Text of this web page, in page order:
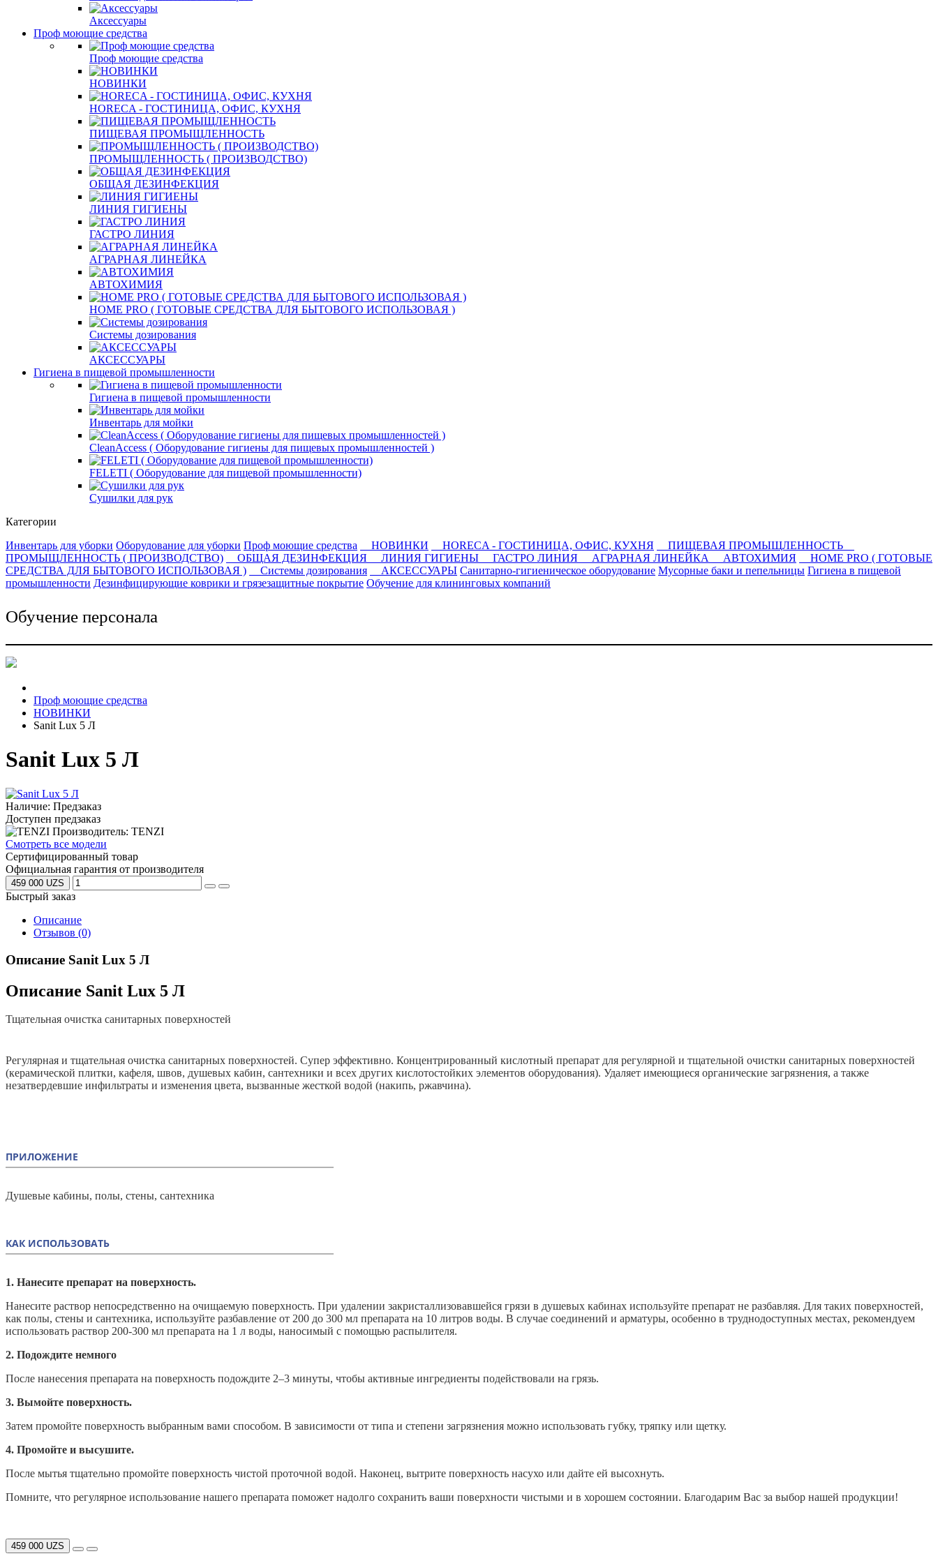
Аксессуары
Проф моющие средства
Проф моющие средства
НОВИНКИ
HORECA - ГОСТИНИЦА, ОФИС, КУХНЯ
ПИЩЕВАЯ ПРОМЫЩЛЕННОСТЬ
ПРОМЫЩЛЕННОСТЬ ( ПРОИЗВОДСТВО)
ОБЩАЯ ДЕЗИНФЕКЦИЯ
ЛИНИЯ ГИГИЕНЫ
ГАСТРО ЛИНИЯ
АГРАРНАЯ ЛИНЕЙКА
АВТОХИМИЯ
HOME PRO ( ГОТОВЫЕ СРЕДСТВА ДЛЯ БЫТОВОГО ИСПОЛЬЗОВАЯ )
Системы дозирования
АКСЕССУАРЫ
Гигиена в пищевой промышленности
Гигиена в пищевой промышленности
Инвентарь для мойки
СleanAccess ( Оборудование гигиены для пищевых промышленностей )
FELETI ( Оборудование для пищевой промышленности)
Сушилки для рук
Категории
Инвентарь для уборки Оборудование для уборки Проф моющие средства НОВИНКИ HORECA - ГОСТИНИЦА, ОФИС, КУХНЯ
ПИЩЕВАЯ ПРОМЫЩЛЕННОСТЬ
ПРОМЫЩЛЕННОСТЬ ( ПРОИЗВОДСТВО)
ОБЩАЯ ДЕЗИНФЕКЦИЯ ЛИНИЯ ГИГИЕНЫ ГАСТРО ЛИНИЯ АГРАРНАЯ ЛИНЕЙКА АВТОХИМИЯ
HOME PRO ( ГОТОВЫЕ
СРЕДСТВА ДЛЯ БЫТОВОГО ИСПОЛЬЗОВАЯ )
Системы дозирования АКСЕССУАРЫ Санитарно-гигиеническое оборудование Мусорные баки и пепельницы Гигиена в пищевой
промышленности Дезинфицирующие коврики и грязезащитные покрытие Обучение для клининговых компаний
Обучение персонала
Проф моющие средства
НОВИНКИ
Sanit Lux 5 Л
Sanit Lux 5 Л
Наличие: Предзаказ
Доступен предзаказ
Производитель: TENZI
Смотреть все модели
Сертифицированный товар
Официальная гарантия от производителя
459 000 UZS
Быстрый заказ
Описание
Отзывов (0)
Описание Sanit Lux 5 Л
Описание Sanit Lux 5 Л
Тщательная очистка санитарных поверхностей
Регулярная и тщательная очистка санитарных поверхностей. Супер эффективно. Концентрированный кислотный препарат для регулярной и тщательной очистки санитарных поверхностей
(керамической плитки, кафеля, швов, душевых кабин, сантехники и всех других кислотостойких элементов оборудования). Удаляет имеющиеся органические загрязнения, а также
незатвердевшие инфильтраты и изменения цвета, вызванные жесткой водой (накипь, ржавчина).
ПРИЛОЖЕНИЕ
Душевые кабины, полы, стены, сантехника
КАК ИСПОЛЬЗОВАТЬ
1. Нанесите препарат на поверхность.
Нанесите раствор непосредственно на очищаемую поверхность. При удалении закристаллизовавшейся грязи в душевых кабинах используйте препарат не разбавляя. Для таких поверхностей,
как полы, стены и сантехника, используйте разбавление от 200 до 300 мл препарата на 10 литров воды. В случае соединений и арматуры, особенно в труднодоступных местах, рекомендуем
использовать раствор 200-300 мл препарата на 1 л воды, наносимый с помощью распылителя.
2. Подождите немного
После нанесения препарата на поверхность подождите 2–3 минуты, чтобы активные ингредиенты подействовали на грязь.
3. Вымойте поверхность.
Затем промойте поверхность выбранным вами способом. В зависимости от типа и степени загрязнения можно использовать губку, тряпку или щетку.
4. Промойте и высушите.
После мытья тщательно промойте поверхность чистой проточной водой. Наконец, вытрите поверхность насухо или дайте ей высохнуть.
Помните, что регулярное использование нашего препарата поможет надолго сохранить ваши поверхности чистыми и в хорошем состоянии. Благодарим Вас за выбор нашей продукции!
459 000 UZS